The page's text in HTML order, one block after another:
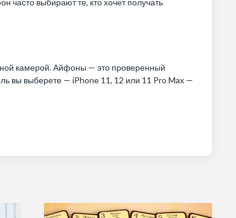
выбирают те, кто хочет получать
камерой. Айфоны — это проверенный
вы выберете — iPhone 11, 12 или 11 Pro Max —